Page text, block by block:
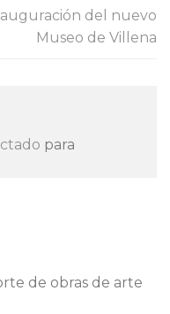
del nuevo
Museo de Villena
para
de obras de arte